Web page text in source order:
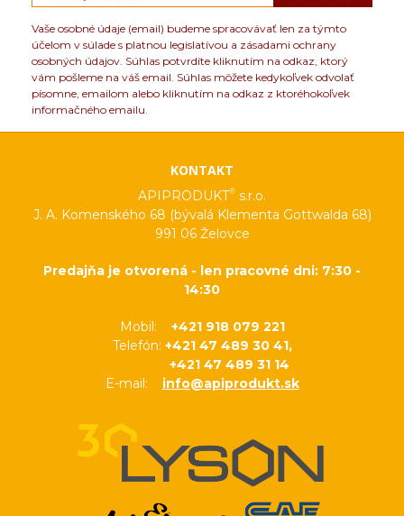
Vaše osobné údaje (email) budeme spracovávať len za týmto
účelom v súlade s platnou legislatívou a zásadami ochrany
osobných údajov. Súhlas potvrdíte kliknutím na odkaz, ktorý
vám pošleme na váš email. Súhlas môžete kedykoľvek odvolať
písomne, emailom alebo kliknutím na odkaz z ktoréhokoľvek
informačného emailu.
KONTAKT
APIPRODUKT® s.r.o.
J. A. Komenského 68 (bývalá Klementa Gottwalda 68)
991 06 Želovce
Predajňa je otvorená - len pracovné dni: 7:30 -
14:30
Mobil: +421 918 079 221
Telefón: +421 47 489 30 41,
+421 47 489 31 14
E-mail: info@apiprodukt.sk